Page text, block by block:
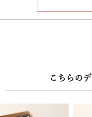
火を通すととろけるよう
は、バラ肉ならではの贅
食材を入れるだけ。手間
ます。
こちらの